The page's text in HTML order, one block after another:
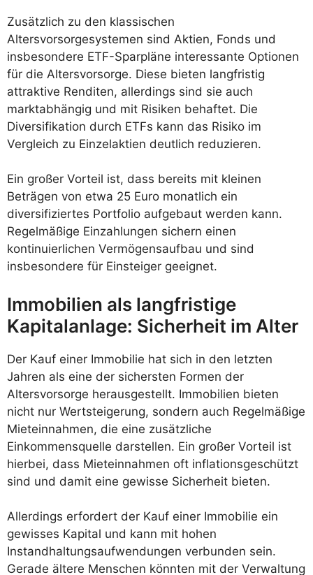
Zusätzlich zu den klassischen
Altersvorsorgesystemen sind Aktien, Fonds und
insbesondere ETF-Sparpläne interessante Optionen
für die Altersvorsorge. Diese bieten langfristig
attraktive Renditen, allerdings sind sie auch
marktabhängig und mit Risiken behaftet. Die
Diversifikation durch ETFs kann das Risiko im
Vergleich zu Einzelaktien deutlich reduzieren.
Ein großer Vorteil ist, dass bereits mit kleinen
Beträgen von etwa 25 Euro monatlich ein
diversifiziertes Portfolio aufgebaut werden kann.
Regelmäßige Einzahlungen sichern einen
kontinuierlichen Vermögensaufbau und sind
insbesondere für Einsteiger geeignet.
Immobilien als langfristige
Kapitalanlage: Sicherheit im Alter
Der Kauf einer Immobilie hat sich in den letzten
Jahren als eine der sichersten Formen der
Altersvorsorge herausgestellt. Immobilien bieten
nicht nur Wertsteigerung, sondern auch Regelmäßige
Mieteinnahmen, die eine zusätzliche
Einkommensquelle darstellen. Ein großer Vorteil ist
hierbei, dass Mieteinnahmen oft inflationsgeschützt
sind und damit eine gewisse Sicherheit bieten.
Allerdings erfordert der Kauf einer Immobilie ein
gewisses Kapital und kann mit hohen
Instandhaltungsaufwendungen verbunden sein.
Gerade ältere Menschen könnten mit der Verwaltung